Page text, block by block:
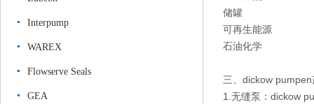
Interpump
WAREX
Flowserve Seals
GEA
储罐
可再生能源
石油化学
三、dickow
1.无缝泵：dickow